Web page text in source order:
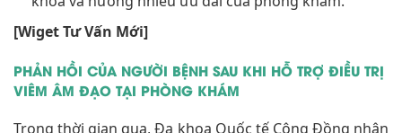
[Wiget Tư Vấn Mới]
PHẢN HỒI CỦA NGƯỜI BỆNH SAU KHI HỖ TRỢ ĐIỀU TRỊ
VIÊM ÂM ĐẠO TẠI PHÒNG KHÁM
Trong thời gian qua, Đa khoa Quốc tế Cộng Đồng nhận